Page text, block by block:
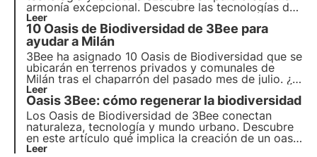
armonía excepcional. Descubre las tecnologías de
vanguardia de 3Bee y su rol fundamental en la
regeneración de los ecosistemas y la biodiversidad
dentro de las Oasis.
Leer
10 Oasis de Biodiversidad de 3Bee para
ayudar a Milán
3Bee ha asignado 10 Oasis de Biodiversidad que se
ubicarán en terrenos privados y comunales de
Milán tras el chaparrón del pasado mes de julio. ¿El
objetivo? Crear hábitats urbanos construidos
metódicamente por agrónomos e ingenieros para
ayudar a la ciudad a recuperarse y ser aún más
verde y sostenible.
Leer
Oasis 3Bee: cómo regenerar la biodiversidad
Los Oasis de Biodiversidad de 3Bee conectan
naturaleza, tecnología y mundo urbano. Descubre
en este artículo qué implica la creación de un oasis
y cómo contribuyen estos hábitats urbanos y
Leer